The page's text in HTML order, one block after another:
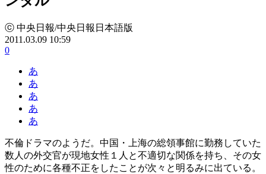
ⓒ 中央日報/中央日報日本語版
2011.03.09 10:59
0
あ
あ
あ
あ
あ
不倫ドラマのようだ。中国・上海の総領事館に勤務していた
数人の外交官が現地女性１人と不適切な関係を持ち、その女
性のために各種不正をしたことが次々と明るみに出ている。